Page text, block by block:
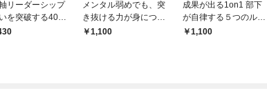
リーダーシップ
を突破する40
のキャリア再構
メンタル弱めでも、突
き抜ける力が身につ
く 繊細さを「自信」
1,100
成果が出る1on1 部下
が自律する５つのルー
ル1,100